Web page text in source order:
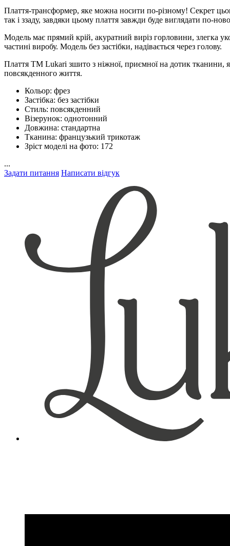
Плаття-трансформер, яке можна носити по-різному! Секрет
так і ззаду, завдяки цьому плаття завжди буде виглядати по-
Модель має прямий крій, акуратний виріз горловини, злегка
частині виробу. Модель без застібки, надівається через голову.
Плаття ТМ Lukari зшито з ніжної, приємної на дотик тканини,
повсякденного життя.
Кольор: фрез
Застібка: без застібки
Стиль: повсякденний
Візерунок: однотонний
Довжина: стандартна
Тканина: французький трикотаж
Зріст моделі на фото: 172
...
Задати питання Написати відгук